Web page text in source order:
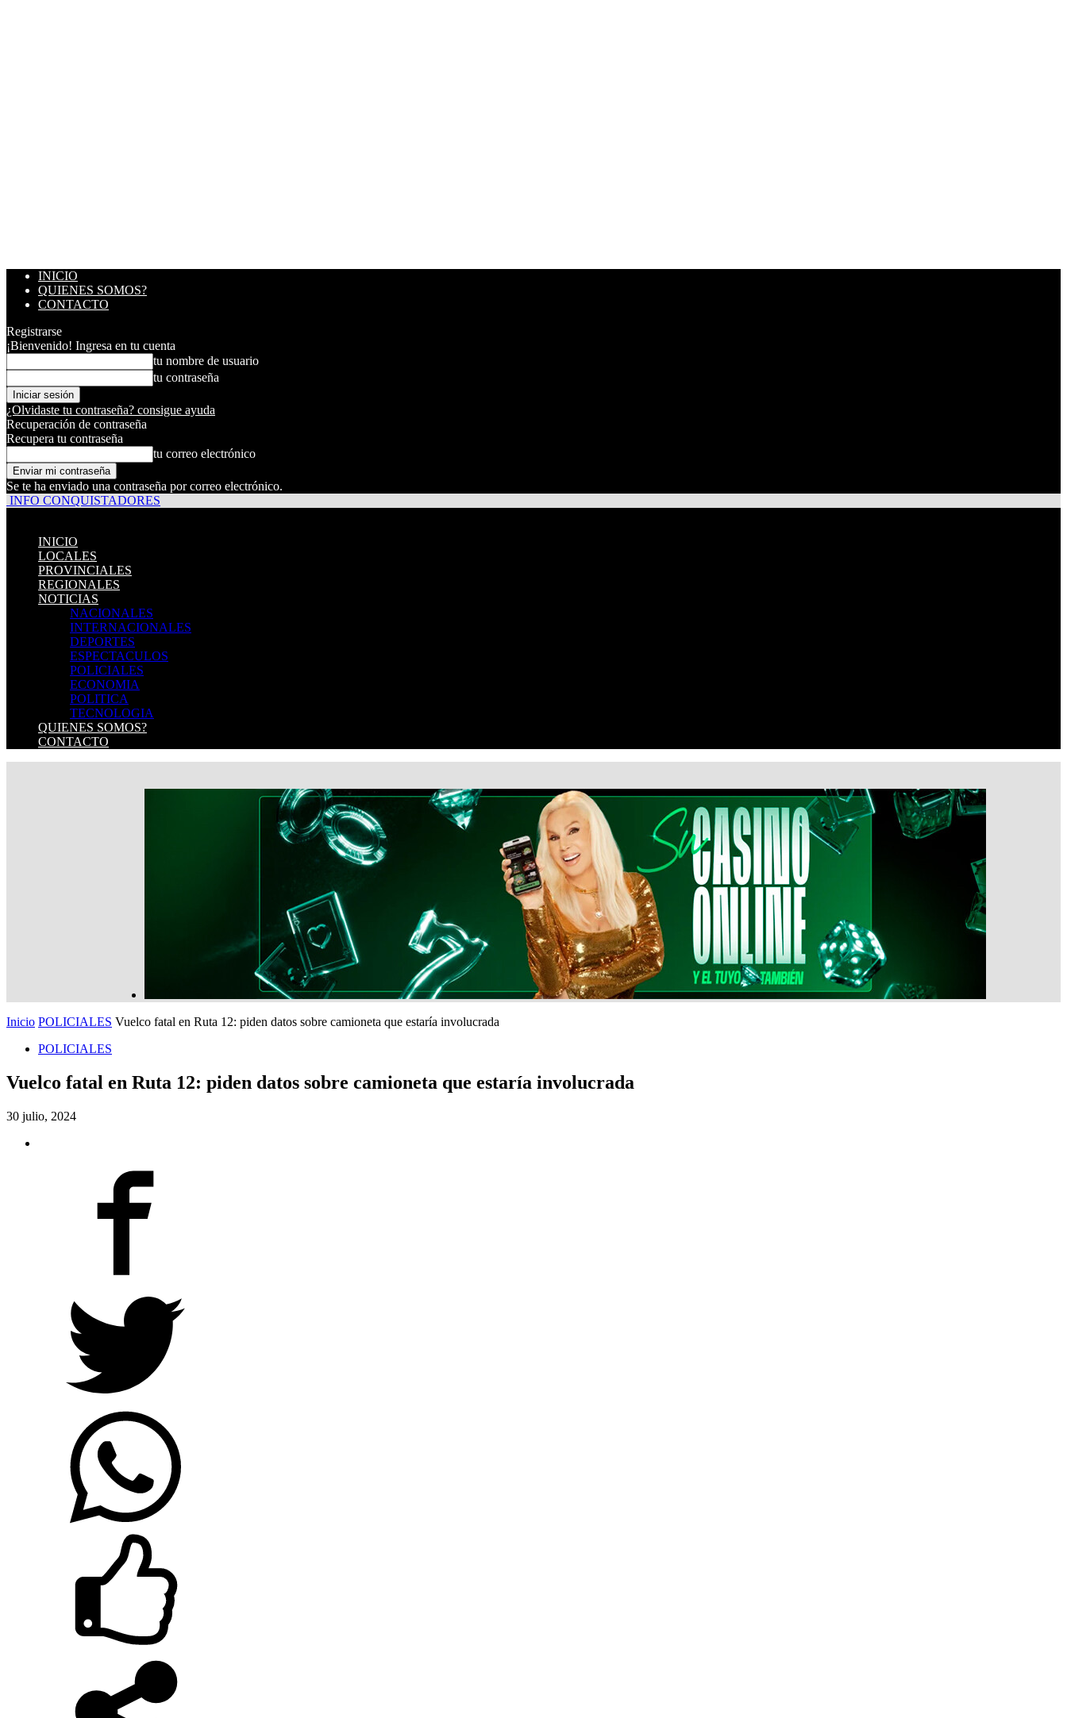
INICIO
QUIENES SOMOS?
CONTACTO
Registrarse
¡Bienvenido! Ingresa en tu cuenta
tu nombre de usuario
tu contraseña
¿Olvidaste tu contraseña? consigue ayuda
Recuperación de contraseña
Recupera tu contraseña
tu correo electrónico
Se te ha enviado una contraseña por correo electrónico.
INFO CONQUISTADORES
INICIO
LOCALES
PROVINCIALES
REGIONALES
NOTICIAS
NACIONALES
INTERNACIONALES
DEPORTES
ESPECTACULOS
POLICIALES
ECONOMIA
POLITICA
TECNOLOGIA
QUIENES SOMOS?
CONTACTO
Inicio POLICIALES Vuelco fatal en Ruta 12: piden datos sobre camioneta que estaría involucrada
POLICIALES
Vuelco fatal en Ruta 12: piden datos sobre camioneta que estaría involucrada
30 julio, 2024